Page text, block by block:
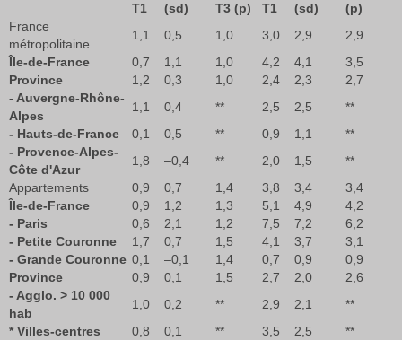
T1
(sd)
T3 (p)
T1
(sd)
(p)
France
métropolitaine
1,1 0,5 1,0 3,0 2,9
2,9
Île-de-France
0,7 1,1 1,0 4,2 4,1
3,5
Province
1,2 0,3 1,0 2,4 2,3
2,7
- Auvergne-Rhône-
Alpes
1,1 0,4 ** 2,5 2,5
**
- Hauts-de-France
0,1 0,5 ** 0,9 1,1
**
- Provence-Alpes-
Côte d'Azur
1,8 –0,4 ** 2,0 1,5
**
Appartements
0,9 0,7 1,4 3,8 3,4
3,4
Île-de-France
0,9 1,2 1,3 5,1 4,9
4,2
- Paris
0,6 2,1 1,2 7,5 7,2
6,2
- Petite Couronne
1,7 0,7 1,5 4,1 3,7
3,1
- Grande Couronne 0,1 –0,1 1,4 0,7 0,9
0,9
Province
0,9 0,1 1,5 2,7 2,0
2,6
- Agglo. > 10 000
hab
1,0 0,2 ** 2,9 2,1
**
* Villes-centres
0,8 0,1 ** 3,5 2,5
**